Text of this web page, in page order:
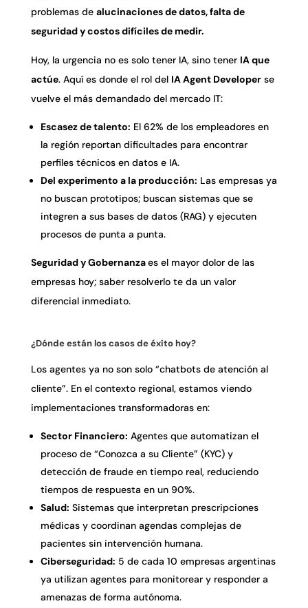
problemas de alucinaciones de datos, falta de
seguridad y costos difíciles de medir.
Hoy, la urgencia no es solo tener IA, sino tener IA que
actúe. Aquí es donde el rol del IA Agent Developerse
vuelve el más demandado del mercado IT:
Escasez de talento: El 62% de los empleadores en
la región reportan dificultades para encontrar
perfiles técnicos en datos e IA.
Del experimento a la producción: Las empresas ya
no buscan prototipos; buscan sistemas que se
integren a sus bases de datos (RAG) y ejecuten
procesos de punta a punta.
Seguridad y Gobernanzaes el mayor dolor de las
empresas hoy; saber resolverlo te da un valor
diferencial inmediato.
¿Dónde están los casos de éxito hoy?
Los agentes ya no son solo “chatbots de atención al
cliente”. En el contexto regional, estamos viendo
implementaciones transformadoras en:
Sector Financiero: Agentes que automatizan el
proceso de “Conozca a su Cliente” (KYC) y
detección de fraude en tiempo real, reduciendo
tiempos de respuesta en un 90%.
Salud: Sistemas que interpretan prescripciones
médicas y coordinan agendas complejas de
pacientes sin intervención humana.
Ciberseguridad: 5 de cada 10 empresas argentinas
ya utilizan agentes para monitorear y responder a
amenazas de forma autónoma.